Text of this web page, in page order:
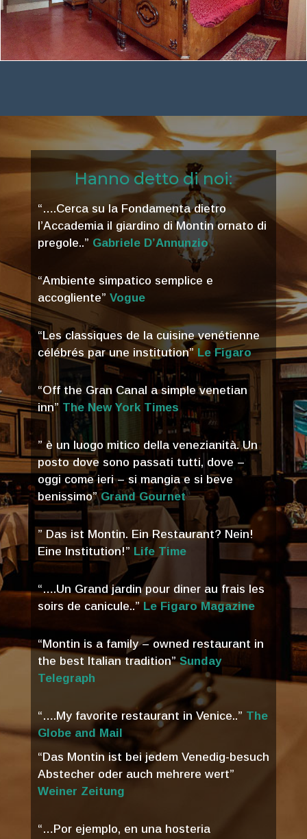
Hanno detto di noi:
“….Cerca su la Fondamenta dietro
l’Accademia il giardino di Montin ornato di
pregole..” Gabriele D’Annunzio
“Ambiente simpatico semplice e
accogliente” Vogue
“Les classiques de la cuisine venétienne
célébrés par une institution” Le Figaro
“Off the Gran Canal a simple venetian
inn” The New York Times
” è un luogo mitico della venezianità. Un
posto dove sono passati tutti, dove –
oggi come ieri – si mangia e si beve
benissimo”Grand Gournet
” Das ist Montin. Ein Restaurant? Nein!
Eine Institution!” Life Time
“….Un Grand jardin pour diner au frais les
soirs de canicule..” Le Figaro Magazine
“Montin is a family – owned restaurant in
the best Italian tradition”Sunday
Telegraph
“….My favorite restaurant in Venice..” The
Globe and Mail
“Das Montin ist bei jedem Venedig-besuch
Abstecher oder auch mehrere wert”
Weiner Zeitung
“…Por ejemplo, en una hosteria